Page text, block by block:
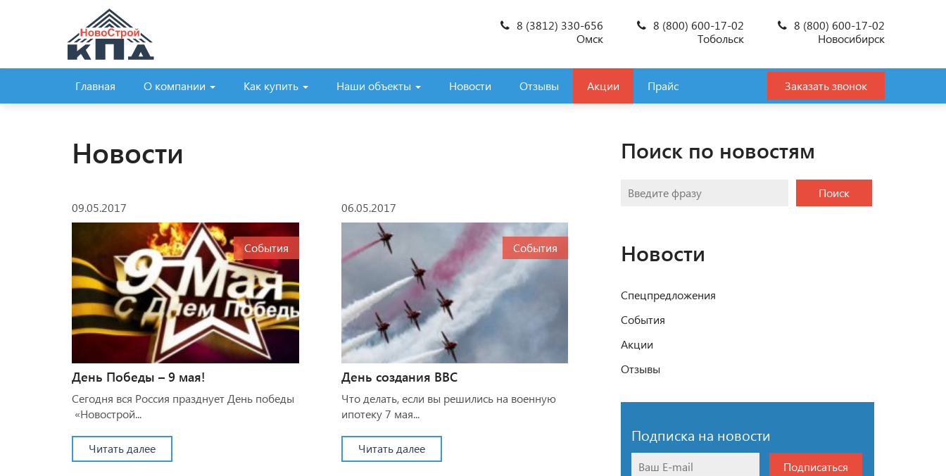
8 (3812) 330-656
Омск
8 (800) 600-17-02
Тобольск
8 (800) 600-17-02
Новосибирск
Главная О компании Как купить Наши объекты Новости Отзывы Акции Прайс Заказать звонок
Новости
09.05.2017
События
День Победы – 9 мая!
Сегодня вся Россия празднует День победы
«Новострой...
Читать далее
06.05.2017
События
День создания ВВС
Что делать, если вы решились на военную
ипотеку 7 мая...
Читать далее
Поиск по новостям
Поиск
Новости
Спецпредложения
События
Акции
Отзывы
Подписка на новости
Подписаться